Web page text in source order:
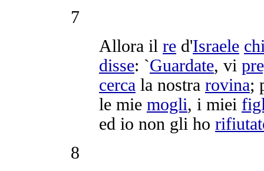
7
Allora il re d'Israele
disse: `Guardate, vi
cerca la nostra rovina;
le mie mogli, i miei
ed io non gli ho
8